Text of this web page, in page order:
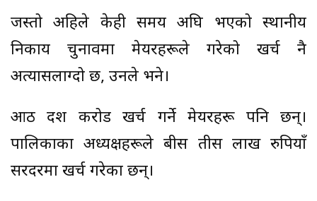
जस्तो अहिले केही समय अघि भएको स्थानीय
निकाय चुनावमा मेयरहरूले गरेको खर्च नै
अत्यासलाग्दो छ, उनले भने।
आठ दश करोड खर्च गर्ने मेयरहरू पनि छन्।
पालिकाका अध्यक्षहरूले बीस तीस लाख रुपियाँ
सरदरमा खर्च गरेका छन्।